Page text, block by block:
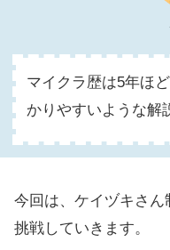
マイクラ歴は5年ほ
かりやすいような解
今回は、ケイヅキさん
挑戦していきます。